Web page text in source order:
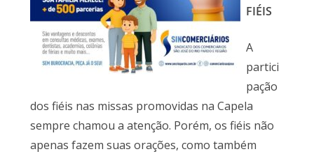
FIÉIS
A
partici
pação
dos fiéis nas missas promovidas na Capela
sempre chamou a atenção. Porém, os fiéis não
apenas fazem suas orações, como também